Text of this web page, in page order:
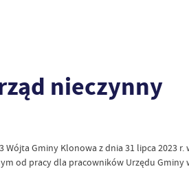
nieczynny
Wójta Gminy Klonowa z dnia 31 lipca
od pracy dla pracowników Urzędu Gminy